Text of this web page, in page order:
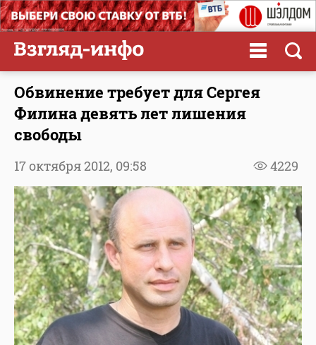
Обвинение требует для Сергея
Филина девять лет лишения
свободы
4229
17 октября 2012, 09:58